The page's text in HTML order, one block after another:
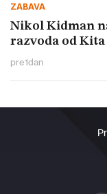
ZABAVA
Nikol Kidman
razvoda od
pre1dan